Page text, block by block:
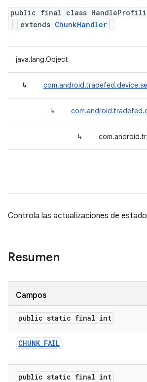
public final class
extends ChunkHandler
java.lang.Object
↳
↳
↳
Controla las actualizaciones de
Resumen
Campos
public static final int
CHUNK_FAIL
public static final int